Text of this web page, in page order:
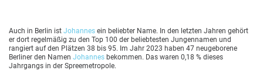
Auch in Berlin ist Johannes ein beliebter Name. In den letzten Jahren gehört
er dort regelmäßig zu den Top 100 der beliebtesten Jungennamen und
rangiert auf den Plätzen 38 bis 95. Im Jahr 2023 haben 47 neugeborene
Berliner den Namen Johannes bekommen. Das waren 0,18 % dieses
Jahrgangs in der Spreemetropole.